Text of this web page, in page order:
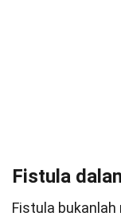
Fistula
Fistula bukanlah